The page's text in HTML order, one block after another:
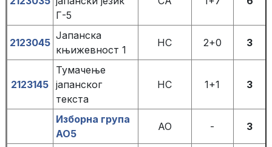
Г-5
2123045
Јапанска
књижевност 1
НС 2+0 3
2123145
Тумачење
јапанског
текста
НС 1+1 3
Изборна група
АО5
АО - 3